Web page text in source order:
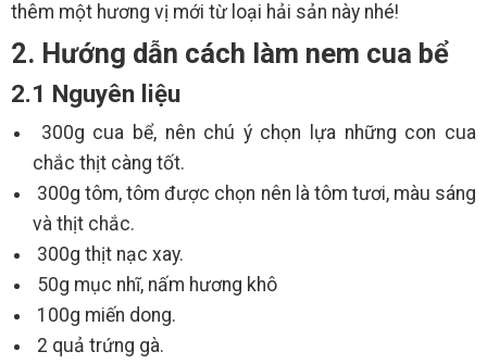
thêm một hương vị mới từ loại hải sản này nhé!
2. Hướng dẫn cách làm nem cua bể
2.1 Nguyên liệu
300g cua bể, nên chú ý chọn lựa những con cua
chắc thịt càng tốt.
300g tôm, tôm được chọn nên là tôm tươi, màu sáng
và thịt chắc.
300g thịt nạc xay.
50g mục nhĩ, nấm hương khô
100g miến dong.
2 quả trứng gà.